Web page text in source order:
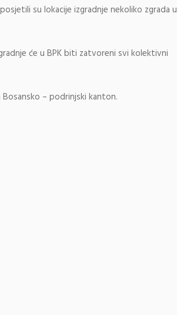
su lokacije izgradnje nekoliko zgrada u
će u BPK biti zatvoreni svi kolektivni
– podrinjski kanton.